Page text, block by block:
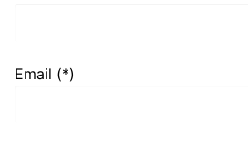
Email (*)